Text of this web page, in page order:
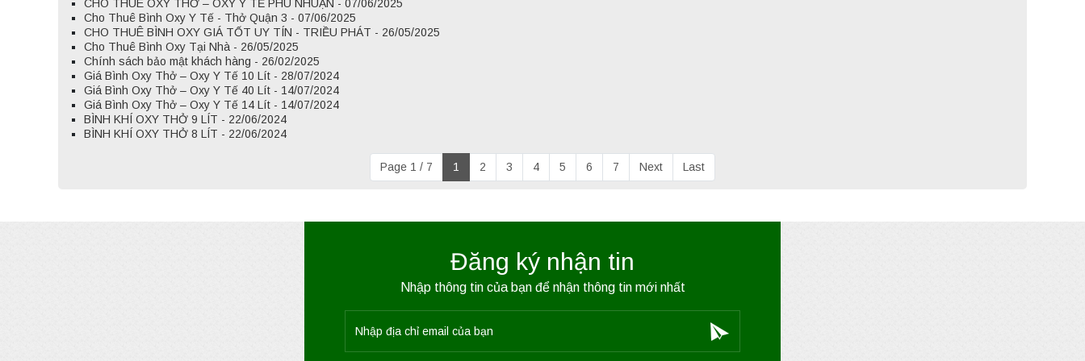
CHO THUÊ OXY THỞ – OXY Y TẾ PHÚ NHUẬN - 07/06/2025
Cho Thuê Bình Oxy Y Tế - Thở Quận 3 - 07/06/2025
CHO THUÊ BÌNH OXY GIÁ TỐT UY TÍN - TRIỀU PHÁT - 26/05/2025
Cho Thuê Bình Oxy Tại Nhà - 26/05/2025
Chính sách bảo mật khách hàng - 26/02/2025
Giá Bình Oxy Thở – Oxy Y Tế 10 Lít - 28/07/2024
Giá Bình Oxy Thở – Oxy Y Tế 40 Lít - 14/07/2024
Giá Bình Oxy Thở – Oxy Y Tế 14 Lít - 14/07/2024
BÌNH KHÍ OXY THỞ 9 LÍT - 22/06/2024
BÌNH KHÍ OXY THỞ 8 LÍT - 22/06/2024
Page 1 / 7 1 2 3 4 5 6 7 Next Last
Đăng ký nhận tin
Nhập thông tin của bạn để nhận thông tin mới nhất